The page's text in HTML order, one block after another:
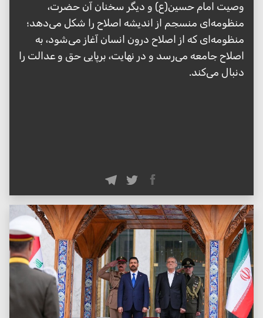
وصیت امام حسین(ع) و دیگر سخنان آن حضرت،
منظومه‌ای منسجم از اندیشه اصلاح را شکل می‌دهد؛
منظومه‌ای که از اصلاح درون انسان آغاز می‌شود، به
اصلاح جامعه می‌رسد و در نهایت، برپایی حق و عدالت را
دنبال می‌کند.